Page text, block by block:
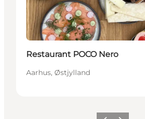
Restaurant POCO Nero
Aarhus, Østjylland